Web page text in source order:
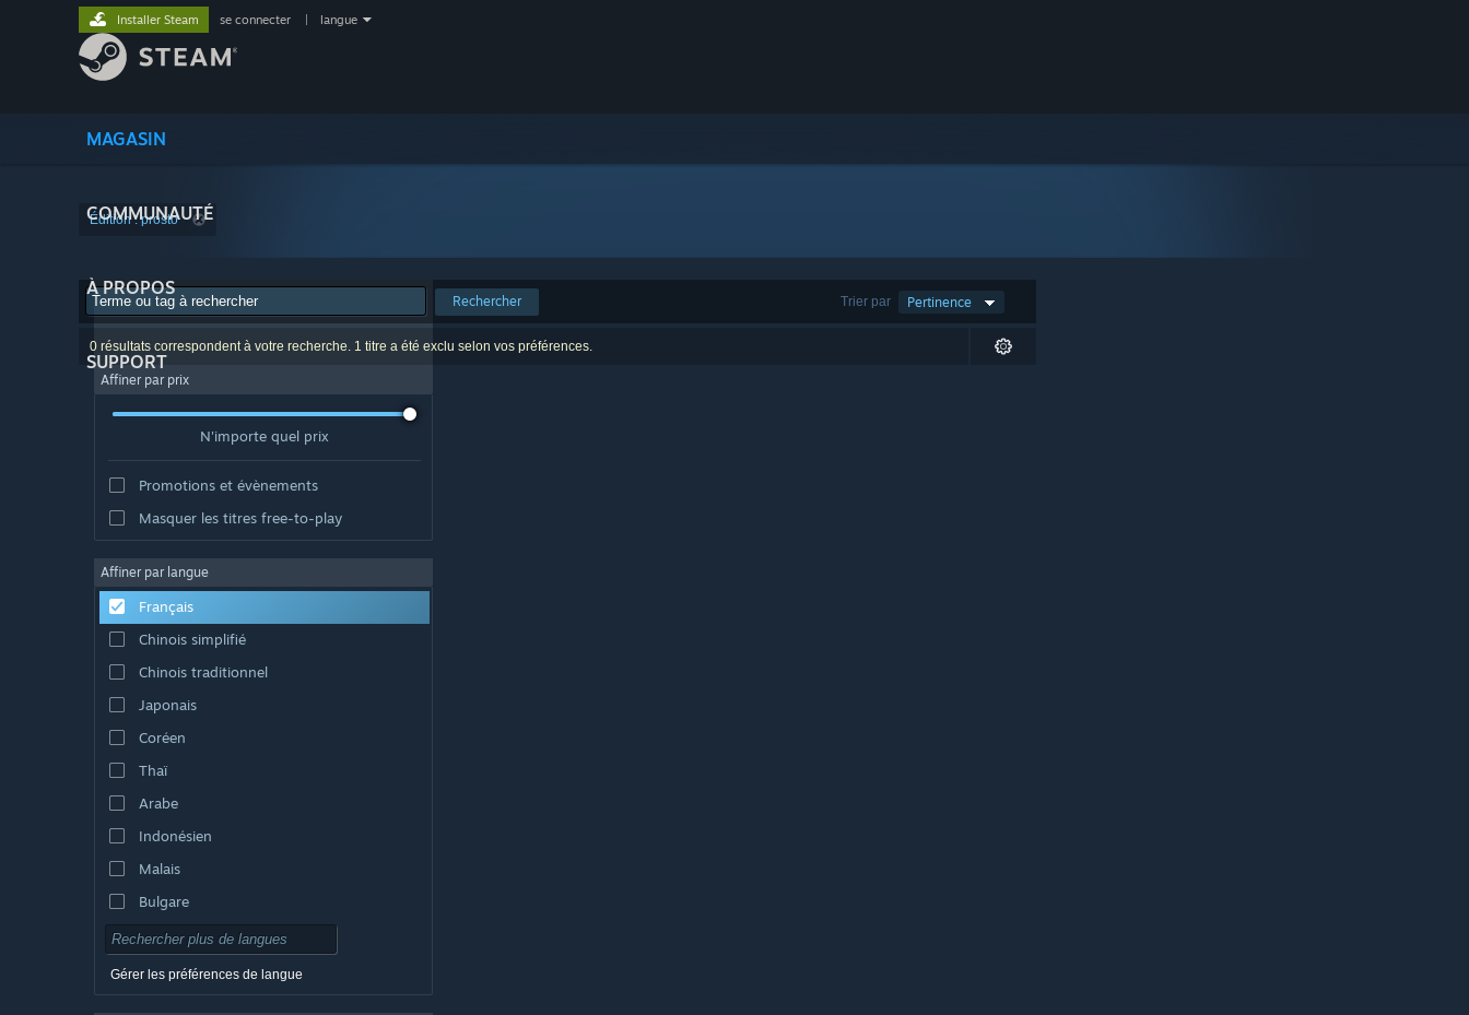
MAGASIN
COMMUNAUTÉ
À PROPOS
SUPPORT
Installer Steam se connecter langue
Édition : prosto
Trier par Pertinence
Rechercher
0 résultats correspondent à votre recherche. 1 titre a été exclu selon vos préférences.
Affiner par prix
N'importe quel prix
Promotions et évènements
Masquer les titres free-to-play
Affiner par langue
Français
Chinois simplifié
Chinois traditionnel
Japonais
Coréen
Thaï
Arabe
Indonésien
Malais
Bulgare
Tchèque
Danois
Gérer les préférences de langue